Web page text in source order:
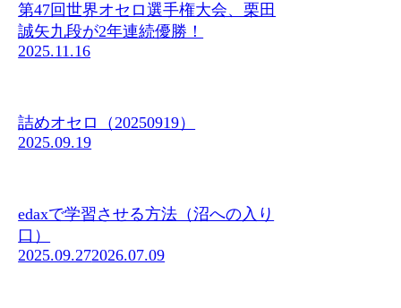
第47回世界オセロ選手権大会、栗田
誠矢九段が2年連続優勝！
2025.11.16
詰めオセロ（20250919）
2025.09.19
edaxで学習させる方法（沼への入り
口）
2025.09.272026.07.09